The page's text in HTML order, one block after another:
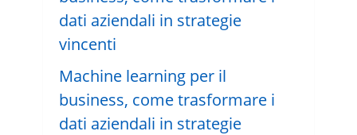
Machine learning per il
business, come trasformare i
dati aziendali in strategie